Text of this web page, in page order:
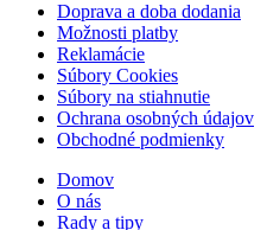
Doprava a doba dodania
Možnosti platby
Reklamácie
Súbory Cookies
Súbory na stiahnutie
Ochrana osobných údajov
Obchodné podmienky
Domov
O nás
Rady a tipy